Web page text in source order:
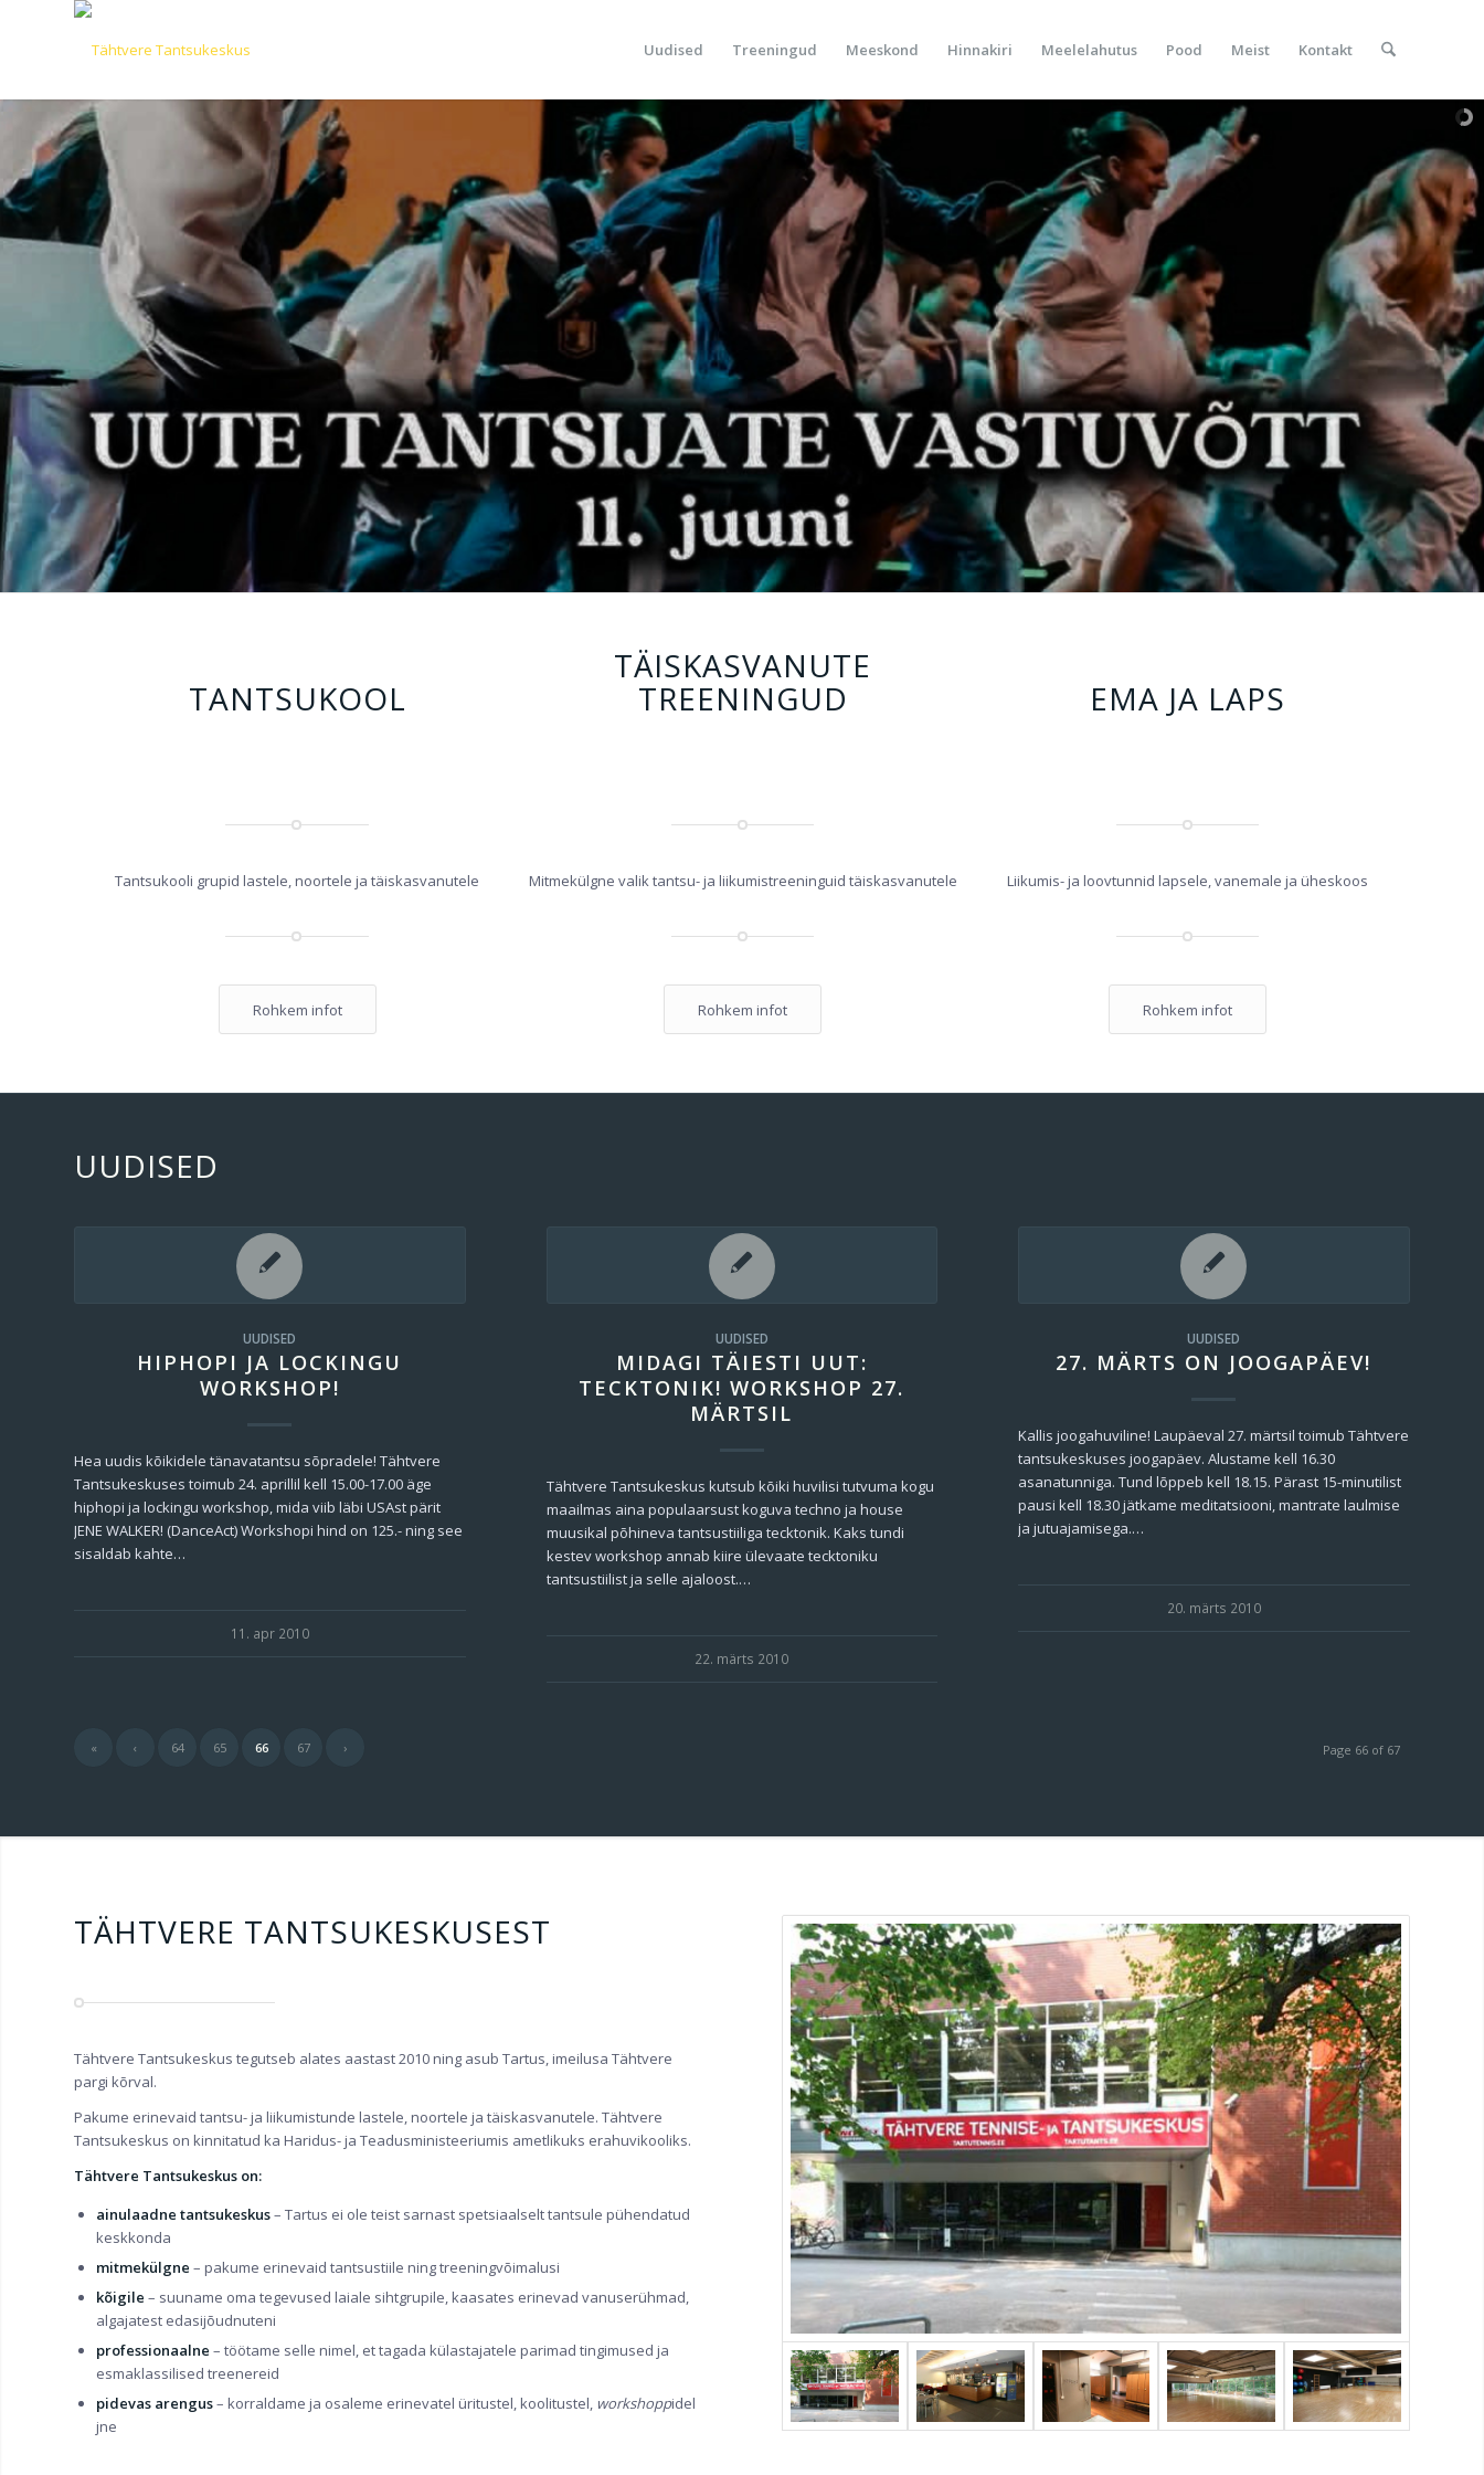
Uudised Treeningud Meeskond Hinnakiri Meelelahutus Pood Meist Kontakt
TANTSUKOOL
TÄISKASVANUTE
TREENINGUD EMA JA LAPS
Tantsukooli grupid lastele, noortele ja täiskasvanutele
Rohkem infot
Mitmekülgne valik tantsu- ja liikumistreeninguid täiskasvanutele
Rohkem infot
Liikumis- ja loovtunnid lapsele, vanemale ja üheskoos
Rohkem infot
UUDISED
UUDISED
HIPHOPI JA LOCKINGU
WORKSHOP!
Hea uudis kõikidele tänavatantsu sõpradele! Tähtvere
Tantsukeskuses toimub 24. aprillil kell 15.00-17.00 äge
hiphopi ja lockingu workshop, mida viib läbi USAst pärit
JENE WALKER! (DanceAct) Workshopi hind on 125.- ning see
sisaldab kahte…
11. apr 2010
UUDISED
MIDAGI TÄIESTI UUT:
TECKTONIK! WORKSHOP 27.
MÄRTSIL
Tähtvere Tantsukeskus kutsub kõiki huvilisi tutvuma kogu
maailmas aina populaarsust koguva techno ja house
muusikal põhineva tantsustiiliga tecktonik. Kaks tundi
kestev workshop annab kiire ülevaate tecktoniku
tantsustiilist ja selle ajaloost.…
22. märts 2010
UUDISED
27. MÄRTS ON JOOGAPÄEV!
Kallis joogahuviline! Laupäeval 27. märtsil toimub Tähtvere
tantsukeskuses joogapäev. Alustame kell 16.30
asanatunniga. Tund lõppeb kell 18.15. Pärast 15-minutilist
pausi kell 18.30 jätkame meditatsiooni, mantrate laulmise
ja jutuajamisega.…
20. märts 2010
Page 66 of 67
« ‹ 64 65 66 67 ›
TÄHTVERE TANTSUKESKUSEST
Tähtvere Tantsukeskus tegutseb alates aastast 2010 ning asub Tartus, imeilusa Tähtvere
pargi kõrval.
Pakume erinevaid tantsu- ja liikumistunde lastele, noortele ja täiskasvanutele. Tähtvere
Tantsukeskus on kinnitatud ka Haridus- ja Teadusministeeriumis ametlikuks erahuvikooliks.
Tähtvere Tantsukeskus on:
ainulaadne tantsukeskus– Tartus ei ole teist sarnast spetsiaalselt tantsule pühendatud
keskkonda
mitmekülgne – pakume erinevaid tantsustiile ning treeningvõimalusi
kõigile – suuname oma tegevused laiale sihtgrupile, kaasates erinevad vanuserühmad,
algajatest edasijõudnuteni
professionaalne – töötame selle nimel, et tagada külastajatele parimad tingimused ja
esmaklassilised treenereid
pidevas arengus– korraldame ja osaleme erinevatel üritustel, koolitustel, workshoppidel
jne